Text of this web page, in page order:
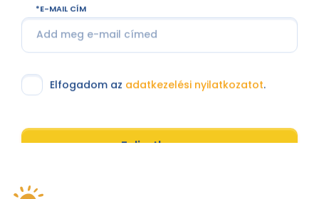
E-MAIL CÍM
Elfogadom az adatkezelési nyilatkozatot.
Feliratkozom